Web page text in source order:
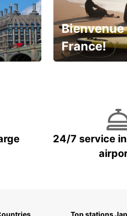
Bienvenue
France!
24/7 service